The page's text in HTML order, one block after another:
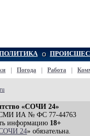
Погода Работа
«СОЧИ 24»
СМИ ИА № ФС 77-44763
информацию 18+
24» обязательна.